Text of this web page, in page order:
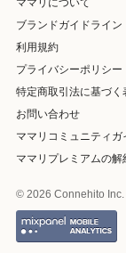
ママリについて
ブランドガイドライン
利用規約
プライバシーポリシー
特定商取引法に基づく
お問い合わせ
ママリコミュニティガ
ママリプレミアムの解
© 2026 Connehito Inc.